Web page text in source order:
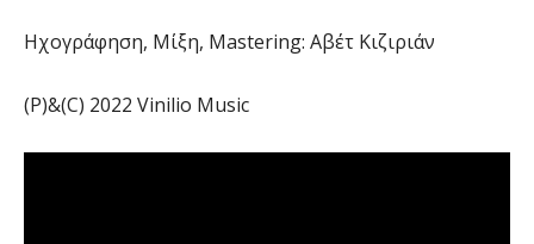
Ηχογράφηση, Μίξη, Μastering: Αβέτ Κιζιριάν
(P)&(C) 2022 Vinilio Music